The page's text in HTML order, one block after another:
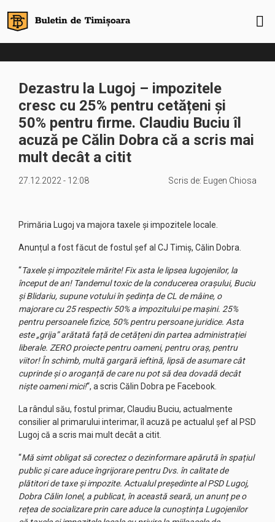
Dezastru la Lugoj – impozitele
cresc cu 25% pentru cetățeni și
50% pentru firme. Claudiu Buciu îl
acuză pe Călin Dobra că a scris mai
mult decât a citit
27.12.2022 - 12:08 Scris de: Eugen Chiosa
Primăria Lugoj va majora taxele și impozitele locale.
Anunțul a fost făcut de fostul șef al CJ Timiș, Călin Dobra.
“Taxele și impozitele mărite! Fix asta le lipsea lugojenilor, la
început de an! Tandemul toxic de la conducerea orașului, Buciu
și Blidariu, supune votului în ședința de CL de mâine, o
majorare cu 25 respectiv 50% a impozitului pe mașini. 25%
pentru persoanele fizice, 50% pentru persoane juridice. Asta
este „grija” arătată față de cetățeni din partea administrației
liberale. ZERO proiecte pentru oameni, pentru oraș, pentru
viitor! În schimb, multă gargară ieftină, lipsă de asumare cât
cuprinde și o aroganță de care nu pot să dea dovadă decât
niște oameni mici!“, a scris Călin Dobra pe Facebook.
La rândul său, fostul primar, Claudiu Buciu, actualmente
consilier al primarului interimar, îl acuză pe actualul șef al PSD
Lugoj că a scris mai mult decât a citit.
“Mă simt obligat să corectez o dezinformare apărută în spațiul
public și care aduce îngrijorare pentru Dvs. în calitate de
plătitori de taxe și impozite. Actualul președinte al PSD Lugoj,
Dobra Călin Ionel, a publicat, în această seară, un anunț pe o
rețea de socializare prin care aduce la cunoștința Lugojenilor